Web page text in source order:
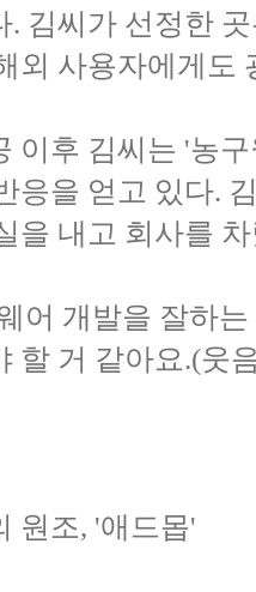
. 김씨가 선정한
외 사용자에게도
이후 김씨는 '농
응을 얻고 있다.
을 내고 회사를
어 개발을 잘하
할 거 같아요.(웃
원조, '애드몹'